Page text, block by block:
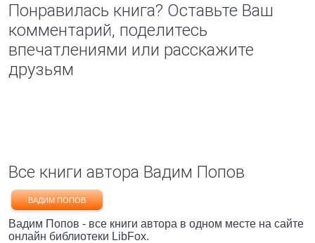
Понравилась книга? Оставьте Ваш
комментарий, поделитесь
впечатлениями или расскажите
друзьям
Все книги автора Вадим Попов
ВАДИМ ПОПОВ
Вадим Попов - все книги автора в одном месте на сайте
онлайн библиотеки LibFox.